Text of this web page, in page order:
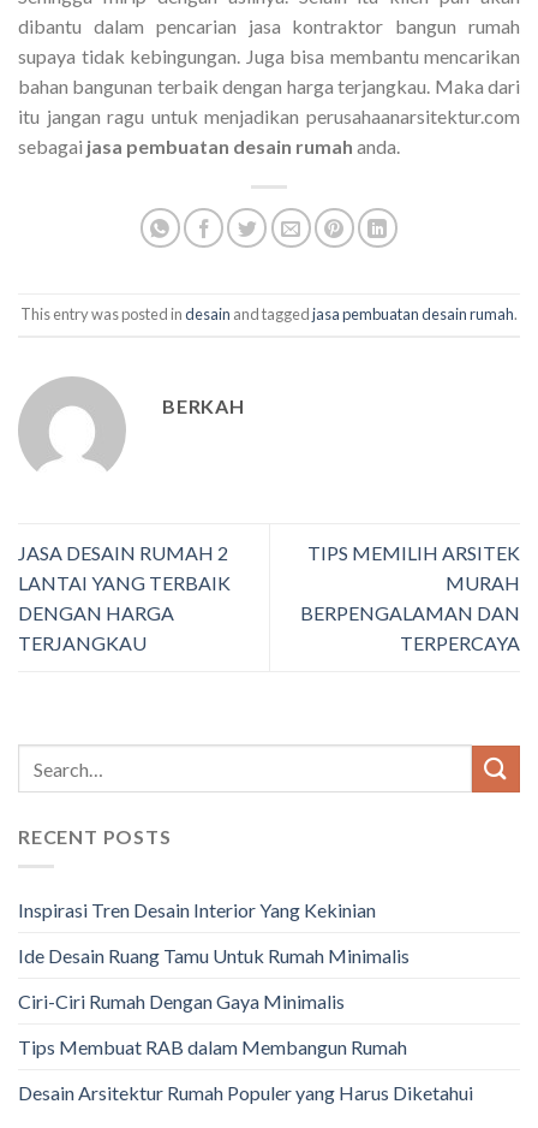
dibantu dalam pencarian jasa kontraktor bangun rumah
supaya tidak kebingungan. Juga bisa membantu mencarikan
bahan bangunan terbaik dengan harga terjangkau. Maka dari
itu jangan ragu untuk menjadikan perusahaanarsitektur.com
sebagai jasa pembuatan desain rumah anda.
This entry was posted indesain and taggedjasa pembuatan desain rumah.
BERKAH
JASA DESAIN RUMAH 2
LANTAI YANG TERBAIK
DENGAN HARGA
TERJANGKAU
TIPS MEMILIH ARSITEK
MURAH
BERPENGALAMAN DAN
TERPERCAYA
RECENT POSTS
Inspirasi Tren Desain Interior Yang Kekinian
Ide Desain Ruang Tamu Untuk Rumah Minimalis
Ciri-Ciri Rumah Dengan Gaya Minimalis
Tips Membuat RAB dalam Membangun Rumah
Desain Arsitektur Rumah Populer yang Harus Diketahui